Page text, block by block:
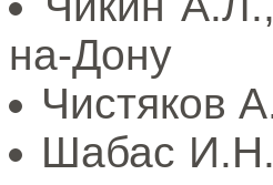
на-Дону
Чистяков
Шабас